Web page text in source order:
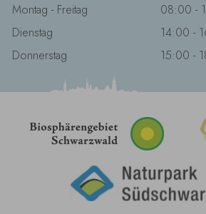
Montag - Freitag
Dienstag
Donnerstag
08:00 -
14:00 -
15:00 -